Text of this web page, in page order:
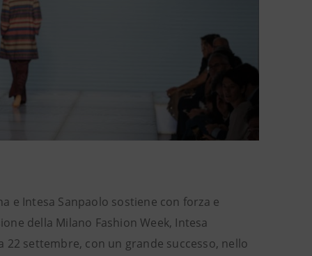
e Intesa Sanpaolo sostiene con forza e
della Milano Fashion Week, Intesa
settembre, con un grande successo, nello